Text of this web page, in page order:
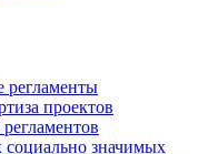
регламенты
проектов
социально значимых